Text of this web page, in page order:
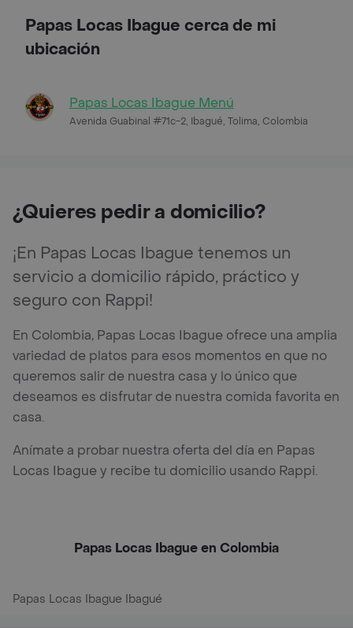
Papas Locas Ibague cerca de mi
ubicación
Papas Locas Ibague Menú
Avenida Guabinal #71c-2, Ibagué, Tolima, Colombia
¿Quieres pedir a domicilio?
¡En Papas Locas Ibague tenemos un
servicio a domicilio rápido, práctico y
seguro con Rappi!
En Colombia, Papas Locas Ibague ofrece una amplia
variedad de platos para esos momentos en que no
queremos salir de nuestra casa y lo único que
deseamos es disfrutar de nuestra comida favorita en
casa.
Anímate a probar nuestra oferta del día en Papas
Locas Ibague y recibe tu domicilio usando Rappi.
Papas Locas Ibague en Colombia
Papas Locas Ibague Ibagué